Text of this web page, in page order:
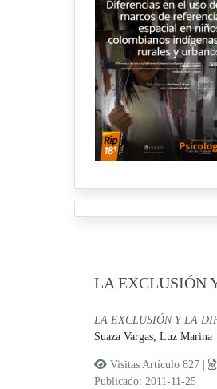
LA EXCLUSIÓN
LA EXCLUSIÓN Y LA
Suaza Vargas, Luz Marina
Visitas Artículo 827 |
Publicado: 2011-11-25